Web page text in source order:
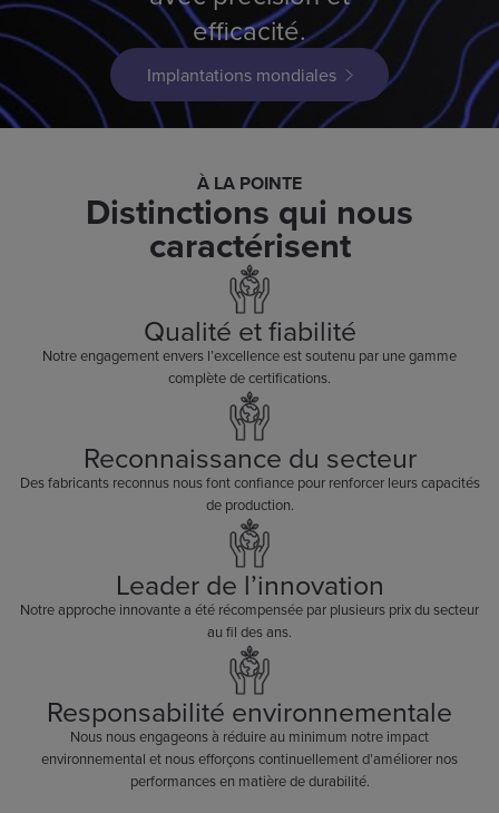
efficacité.
Implantations mondiales
À LA POINTE
Distinctions qui nous
caractérisent
Qualité et fiabilité
Notre engagement envers l’excellence est soutenu par une gamme
complète de certifications.
Reconnaissance du secteur
Des fabricants reconnus nous font confiance pour renforcer leurs capacités
de production.
Leader de l’innovation
Notre approche innovante a été récompensée par plusieurs prix du secteur
au fil des ans.
Responsabilité environnementale
Nous nous engageons à réduire au minimum notre impact
environnemental et nous efforçons continuellement d’améliorer nos
performances en matière de durabilité.